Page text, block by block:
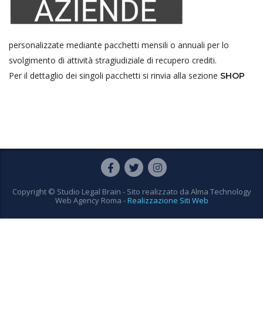
personalizzate mediante pacchetti mensili o annuali per lo
svolgimento di attività stragiudiziale di recupero crediti.
Per il dettaglio dei singoli pacchetti si rinvia alla sezione SHOP
Copyright © Studio Legal Brain - Sito realizzato da Alma Technology
Web Agency Roma -Realizzazione Siti Web